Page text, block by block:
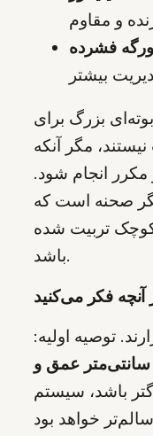
و مقاوم
بیشتر
بزرگ برای
مگر آنکه
انجام شود.
صحنه است که
کوچک تربیت شده
باشد.
آنچه فکر می‌کنید
توصیه اولیه:
۴۰ تا ۵۰ سانتی‌متر عمق و
باشد، سیستم